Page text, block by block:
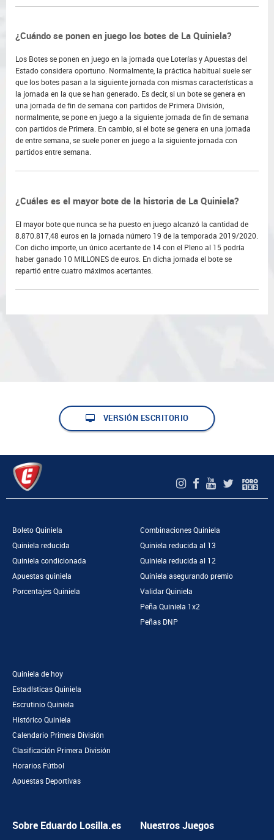
¿Cuándo se ponen en juego los botes de La Quiniela?
Los Botes se ponen en juego en la jornada que Loterías y Apuestas del
Estado considera oportuno. Normalmente, la práctica habitual suele ser
que los botes pasan a la siguiente jornada con mismas características a
la jornada en la que se han generado. Es decir, si un bote se genera en
una jornada de fin de semana con partidos de Primera División,
normalmente, se pone en juego a la siguiente jornada de fin de semana
con partidos de Primera. En cambio, si el bote se genera en una jornada
de entre semana, se suele poner en juego a la siguiente jornada con
partidos entre semana.
¿Cuáles es el mayor bote de la historia de La Quiniela?
El mayor bote que nunca se ha puesto en juego alcanzó la cantidad de
8.870.817,48 euros en la jornada número 19 de la temporada 2019/2020.
Con dicho importe, un único acertante de 14 con el Pleno al 15 podría
haber ganado 10 MILLONES de euros. En dicha jornada el bote se
repartió entre cuatro máximos acertantes.
VERSIÓN ESCRITORIO
Boleto Quiniela
Quiniela reducida
Quiniela condicionada
Apuestas quiniela
Porcentajes Quiniela
Combinaciones Quiniela
Quiniela reducida al 13
Quiniela reducida al 12
Quiniela asegurando premio
Validar Quiniela
Peña Quiniela 1x2
Peñas DNP
Quiniela de hoy
Estadísticas Quiniela
Escrutinio Quiniela
Histórico Quiniela
Calendario Primera División
Clasificación Primera División
Horarios Fútbol
Apuestas Deportivas
Sobre Eduardo Losilla.es Nuestros Juegos